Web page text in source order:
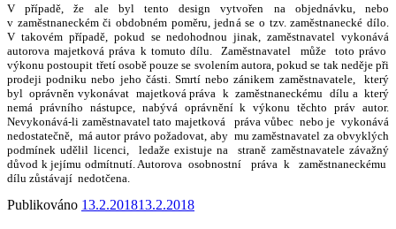
V případě, že ale byl tento design vytvořen na objednávku, nebo
v zaměstnaneckém či obdobném poměru, jedná se o tzv. zaměstnanecké dílo.
V takovém případě, pokud se nedohodnou jinak, zaměstnavatel vykonává
autorova majetková práva k tomuto dílu. Zaměstnavatel může toto právo
výkonu postoupit třetí osobě pouze se svolením autora, pokud se tak neděje při
prodeji podniku nebo jeho části. Smrtí nebo zánikem zaměstnavatele, který
byl oprávněn vykonávat majetková práva k zaměstnaneckému dílu a který
nemá právního nástupce, nabývá oprávnění k výkonu těchto práv autor.
Nevykonává-li zaměstnavatel tato majetková práva vůbec nebo je vykonává
nedostatečně, má autor právo požadovat, aby mu zaměstnavatel za obvyklých
podmínek udělil licenci, ledaže existuje na straně zaměstnavatele závažný
důvod k jejímu odmítnutí. Autorova osobnostní práva k zaměstnaneckému
dílu zůstávají nedotčena.
Publikováno 13.2.201813.2.2018